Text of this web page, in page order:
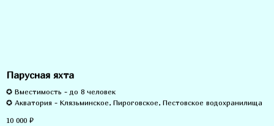
Парусная яхта
✪ Вместимость - до 8 человек
✪ Акватория - Клязьминское, Пироговское, Пестовское водохранилища
10 000 ₽